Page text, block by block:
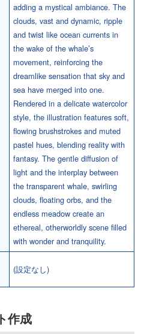
adding a mystical ambiance. The
clouds, vast and dynamic, ripple
and twist like ocean currents in
the wake of the whale’s
movement, reinforcing the
dreamlike sensation that sky and
sea have merged into one.
Rendered in a delicate watercolor
style, the illustration features soft,
flowing brushstrokes and muted
pastel hues, blending reality with
fantasy. The gentle diffusion of
light and the interplay between
the transparent whale, swirling
clouds, floating orbs, and the
endless meadow create an
ethereal, otherworldly scene filled
with wonder and tranquility.
(設定なし)
作成